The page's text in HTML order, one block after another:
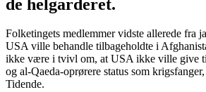
de helgarderet.
Folketingets medlemmer vidste allerede fra
USA ville behandle tilbageholdte i
ikke være i tvivl om, at USA ikke ville give
og al-Qaeda-oprørere status som
Tidende.